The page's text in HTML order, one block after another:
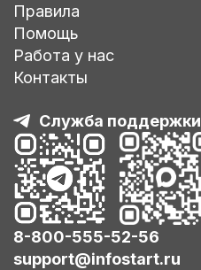
Правила
Помощь
Работа у нас
Контакты
Служба поддержки
8-800-555-52-56
support@infostart.ru